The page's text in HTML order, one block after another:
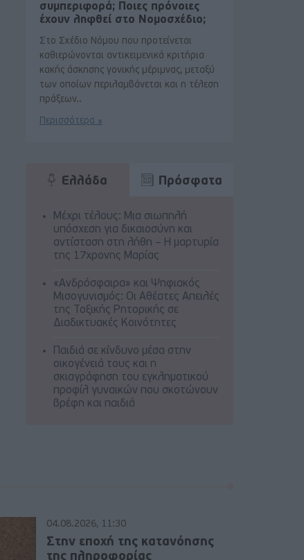
συμπεριφορά; Ποιες πρόνοιες
έχουν ληφθεί στο Νομοσχέδιο;
Στο Σχέδιο Νόμου που προτείνεται
καθιερώνονται αντικειμενικά κριτήρια
κακής άσκησης γονικής μέριμνας, μεταξύ
των οποίων περιλαμβάνεται και η τέλεση
πράξεων..
Περισσότερα »
Ελλάδα Πρόσφατα
Μέχρι τέλους: Μια σιωπηλή
υπόσχεση για δικαιοσύνη και
αντίσταση στη λήθη – Η μαρτυρία
της 17χρονης Μαρίας
«Ανδρόσφαιρα» και Ψηφιακός
Μισογυνισμός: Οι Αθέατες Απειλές
της Τοξικής Ρητορικής σε
Διαδικτυακές Κοινότητες
Παιδιά σε κίνδυνο μέσα στην
οικογένειά τους και η
σκιαγράφηση του εγκληματικού
προφίλ γυναικών που σκοτώνουν
βρέφη και παιδιά
04.08.2026, 11:30
Στην εποχή της κατανόησης
της πληροφορίας